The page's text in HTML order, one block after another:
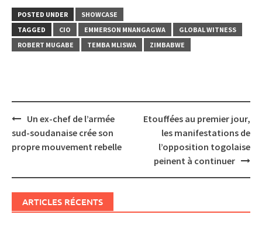
POSTED UNDER
SHOWCASE
TAGGED
CIO EMMERSON MNANGAGWA
GLOBAL WITNESS
ROBERT MUGABE
TEMBA MLISWA ZIMBABWE
Post
navigation
Un ex-chef de l’armée
sud-soudanaise crée son
propre mouvement rebelle
Etouffées au premier jour,
les manifestations de
l’opposition togolaise
peinent à continuer
ARTICLES RÉCENTS